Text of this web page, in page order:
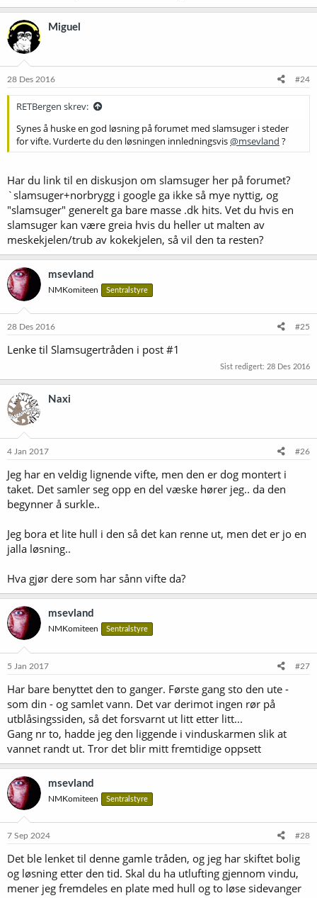
Miguel
28 Des 2016 #24
RETBergen skrev:
Synes å huske en god løsning på forumet med slamsuger i steder
for vifte. Vurderte du den løsningen innledningsvis@msevland ?
Har du link til en diskusjon om slamsuger her på forumet?
`slamsuger+norbrygg i google ga ikke så mye nyttig, og
"slamsuger" generelt ga bare masse .dk hits. Vet du hvis en
slamsuger kan være greia hvis du heller ut malten av
meskekjelen/trub av kokekjelen, så vil den ta resten?
msevland
NMKomiteen Sentralstyre
28 Des 2016 #25
Lenke til Slamsugertråden i post #1
Sist redigert: 28 Des 2016
Naxi
4 Jan 2017 #26
Jeg har en veldig lignende vifte, men den er dog montert i
taket. Det samler seg opp en del væske hører jeg.. da den
begynner å surkle..
Jeg bora et lite hull i den så det kan renne ut, men det er jo en
jalla løsning..
Hva gjør dere som har sånn vifte da?
msevland
NMKomiteen Sentralstyre
5 Jan 2017 #27
Har bare benyttet den to ganger. Første gang sto den ute -
som din - og samlet vann. Det var derimot ingen rør på
utblåsingssiden, så det forsvarnt ut litt etter litt...
Gang nr to, hadde jeg den liggende i vinduskarmen slik at
vannet randt ut. Tror det blir mitt fremtidige oppsett
msevland
NMKomiteen Sentralstyre
7 Sep 2024 #28
Det ble lenket til denne gamle tråden, og jeg har skiftet bolig
og løsning etter den tid. Skal du ha utlufting gjennom vindu,
mener jeg fremdeles en plate med hull og to løse sidevanger